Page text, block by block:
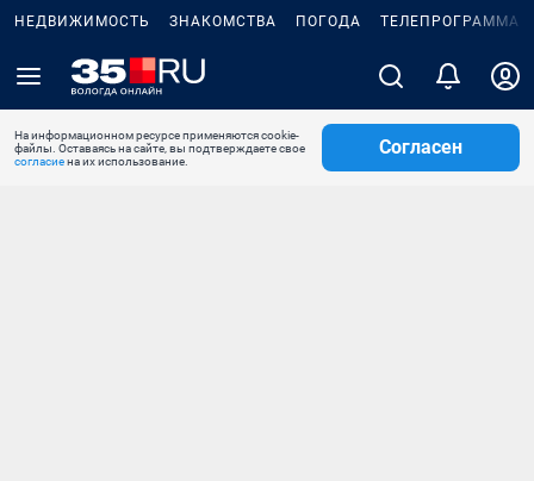
НЕДВИЖИМОСТЬ ЗНАКОМСТВА ПОГОДА ТЕЛЕПРОГРАММА
На информационном ресурсе применяются cookie-
файлы. Оставаясь на сайте, вы подтверждаете свое
согласиена их использование.
Согласен